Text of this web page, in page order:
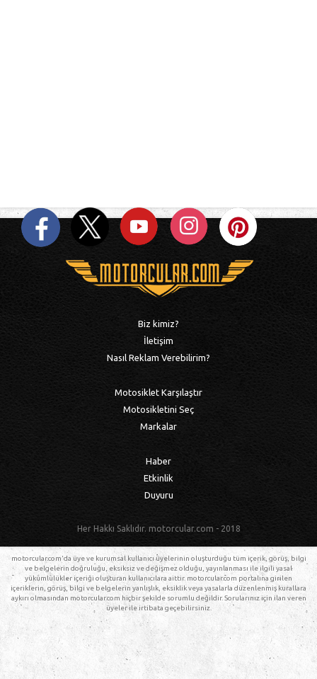
Biz kimiz?
İletişim
Nasıl Reklam Verebilirim?
Motosiklet Karşılaştır
Motosikletini Seç
Markalar
Haber
Etkinlik
Duyuru
Her Hakkı Saklıdır. motorcular.com - 2018
motorcular.com'da üye ve kurumsal kullanıcı üyelerinin oluşturduğu tüm içerik, görüş, bilgi
ve belgelerin doğruluğu, eksiksiz ve değişmez olduğu, yayınlanması ile ilgili yasal
yükümlülükler içeriği oluşturan kullanıcılara aittir. motorcular.com portalına girilen
içeriklerin, görüş, bilgi ve belgelerin yanlışlık, eksiklik veya yasalarla düzenlenmiş kurallara
aykırı olmasından motorcular.com hiçbir şekilde sorumlu değildir. Sorularınız için ilan veren
üyeler ile irtibata geçebilirsiniz.